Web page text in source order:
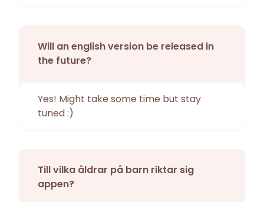
Will an english version be released in
the future?
Yes! Might take some time but stay
tuned :)
Till vilka åldrar på barn riktar sig
appen?